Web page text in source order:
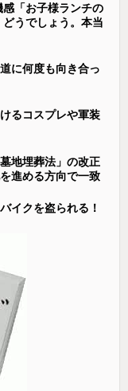
「お子様ランチの
うでしょう。本当
に何度も向き合っ
るコスプレや軍装
地埋葬法」の改正
進める方向で一致
イクを盗られる！